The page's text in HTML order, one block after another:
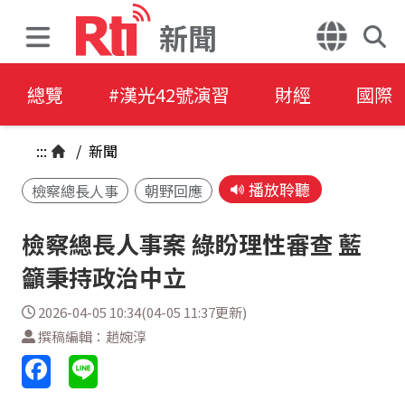
新聞
總覽 #漢光42號演習 財經 國際
::: / 新聞
檢察總長人事
朝野回應 播放聆聽
檢察總長人事案 綠盼理性審查 藍
籲秉持政治中立
2026-04-05 10:34(04-05 11:37更新)
撰稿編輯：趙婉淳